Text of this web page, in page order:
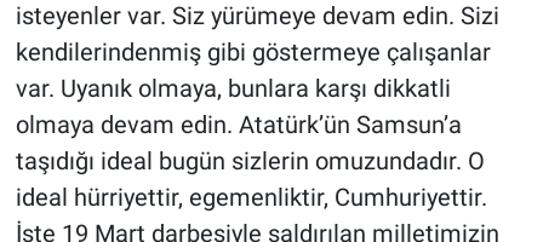
isteyenler var. Siz yürümeye devam edin. Sizi
kendilerindenmiş gibi göstermeye çalışanlar
var. Uyanık olmaya, bunlara karşı dikkatli
olmaya devam edin. Atatürk’ün Samsun’a
taşıdığı ideal bugün sizlerin omuzundadır. O
ideal hürriyettir, egemenliktir, Cumhuriyettir.
İşte 19 Mart darbesiyle saldırılan milletimizin